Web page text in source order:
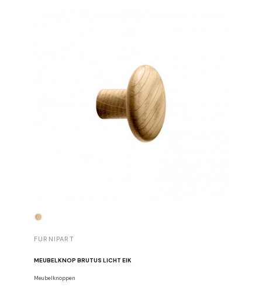
FURNIPART
MEUBELKNOP BRUTUS LICHT EIK
Meubelknoppen